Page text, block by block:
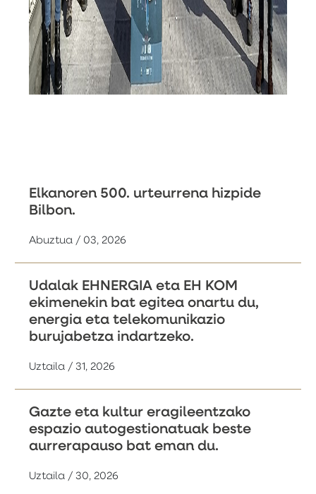
Elkanoren 500. urteurrena hizpide
Bilbon.
Abuztua / 03, 2026
Udalak EHNERGIA eta EH KOM
ekimenekin bat egitea onartu du,
energia eta telekomunikazio
burujabetza indartzeko.
Uztaila / 31, 2026
Gazte eta kultur eragileentzako
espazio autogestionatuak beste
aurrerapauso bat eman du.
Uztaila / 30, 2026